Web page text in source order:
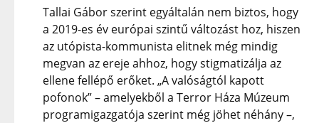
Tallai Gábor szerint egyáltalán nem biztos, hogy
a 2019-es év európai szintű változást hoz, hiszen
az utópista-kommunista elitnek még mindig
megvan az ereje ahhoz, hogy stigmatizálja az
ellene fellépő erőket. „A valóságtól kapott
pofonok” – amelyekből a Terror Háza Múzeum
programigazgatója szerint még jöhet néhány –,